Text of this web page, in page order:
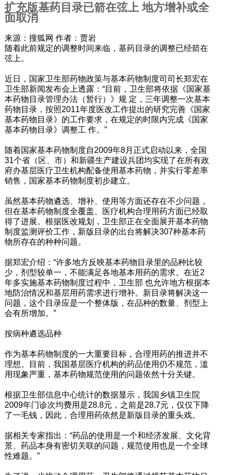
扩充版基药目录已箭在弦上 地方增补或全
面取消
来源：搜狐网 作者：贾岩
随着此前规定的调整时间来临，基药目录的调整已经箭在
弦上。
近日，国家卫生部药物政策与基本药物制度司司长郑宏在
卫生部新闻发布会上透露：“目前，卫生部将依据《国家基
本药物目录管理办法（暂行）》规 定，三年调整一次基本
药物目录，按照2011年度医改工作提出的研究完善《国家
基本药物目录》的工作要求，在规定的时限内完成《国家
基本药物目录》调整工 作。”
随着国家基本药物制度自2009年8月正式启动以来，全国
31个省（区、市）和新疆生产建设兵团均实现了在所有政
府办基层医疗卫生机构配备使用基本药物，并实行零差率
销售，国家基本药物制度初步建立。
虽然基本药物遴选、增补、使用等方面还存在不少问题，
但在基本药物制度全覆盖、医疗机构合理用药方面已经取
得了进展。根据医改规划，卫生部正在全面展开基本药物
制度监测评价工作，新版目录的出台将解决307种基本药
物所存在的种种问题。
据郑宏介绍：“许多地方反映基本药物目录里的品种比较
少，剂型较单一，不能满足各地基本用药的需求。在近2
年多实施基本药物制度过程中，卫生部 也允许地方根据本
地防治情况和基层用药需求进行增补。新目录将解决这一
问题，这个目录应是一个整体版，在品种的数量、剂型上
会有所增加。”
按病种遴选品种
作为基本药物制度的一大重要目标，合理用药的推进并不
理想。目前，我国基层医疗机构的药品使用仍不规范，滥
用现象严重，基本药物规范使用的问题依然十分关键。
根据卫生部信息中心统计的数据显示，我国乡镇卫生院
2009年门诊次均费用是28.8元，之前是28.7元，仅仅下降
了一毛钱，因此，合理用药依然是新版目录的重头戏。
据相关专家指出：“药品的使用是一个和经济发展、文化背
景、药品本身有密切关联的问题，规范使用也是一个全球
性难题。”